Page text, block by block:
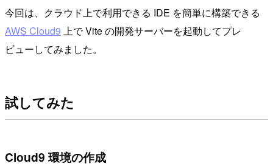
今回は、クラウド上で利用できる IDE を簡単に構築できる
AWS Cloud9 上で Vite の開発サーバーを起動してプレ
ビューしてみました。
試してみた
Cloud9 環境の作成